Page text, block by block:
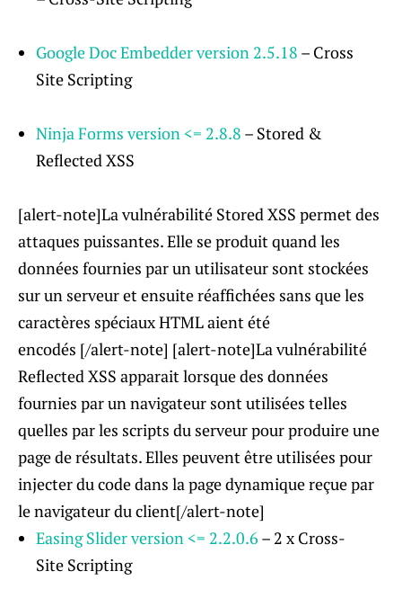
Google Doc Embedderversion 2.5.18 – Cross
Site Scripting
Ninja Forms version <= 2.8.8 – Stored &
Reflected XSS
[alert-note]La vulnérabilité Stored XSS permet des
attaques puissantes. Elle se produit quand les
données fournies par un utilisateur sont stockées
sur un serveur et ensuite réaffichées sans que les
caractères spéciaux HTML aient été
encodés [/alert-note] [alert-note]La vulnérabilité
Reflected XSS apparait lorsque des données
fournies par un navigateur sont utilisées telles
quelles par les scripts du serveur pour produire une
page de résultats. Elles peuvent être utilisées pour
injecter du code dans la page dynamique reçue par
le navigateur du client[/alert-note]
Easing Slider version <= 2.2.0.6 – 2 x Cross-
Site Scripting